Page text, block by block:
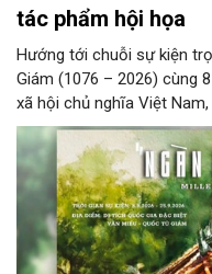
tác phẩm hội họa
Hướng tới chuỗi sự kiện
Giám (1076 – 2026) cùng
xã hội chủ nghĩa Việt
năm di sản” sẽ chính thức
Học, Di tích Quốc gia đặc
kiện kéo dài đến ngày 25/
văn hóa đầy sức hút, góp
thuật của Thủ đô trong